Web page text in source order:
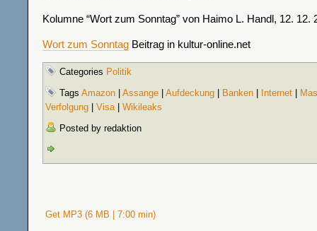
Kolumne “Wort zum Sonntag” von Haimo L. Handl, 12. 12.
Wort zum Sonntag Beitrag in kultur-online.net
Categories Politik
Tags Amazon Assange Aufdeckung Banken Internet
Verfolgung
Visa| Wikileaks
Posted by redaktion
Get MP3 (6 MB | 7:00 min)